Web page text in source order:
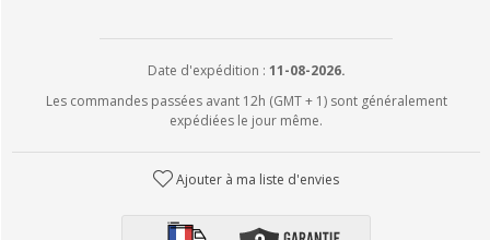
Date d'expédition : 11-08-2026.
Les commandes passées avant 12h (GMT + 1) sont généralement
expédiées le jour même.
Ajouter à ma liste d'envies